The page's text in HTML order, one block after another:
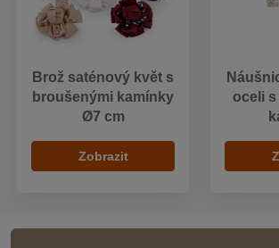
Brož saténový květ s
broušenými kamínky
Ø7 cm
Zobrazit
oceli